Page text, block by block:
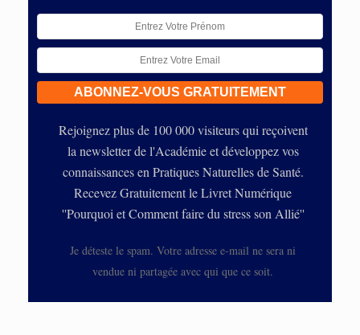
Rejoignez plus de 100 000 visiteurs qui reçoivent
la newsletter de l'Académie et développez vos
connaissances en Pratiques Naturelles de Santé.
Recevez Gratuitement le Livret Numérique
''Pourquoi et Comment faire du stress son Allié''
Je déteste le spam. Votre adresse e-mail ne sera ni
vendue ni partagée avec qui que ce soit.